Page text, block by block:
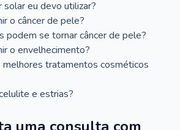
eu devo utilizar?
o câncer de pele?
podem se tornar câncer de pele?
o envelhecimento?
melhores tratamentos cosméticos
e estrias?